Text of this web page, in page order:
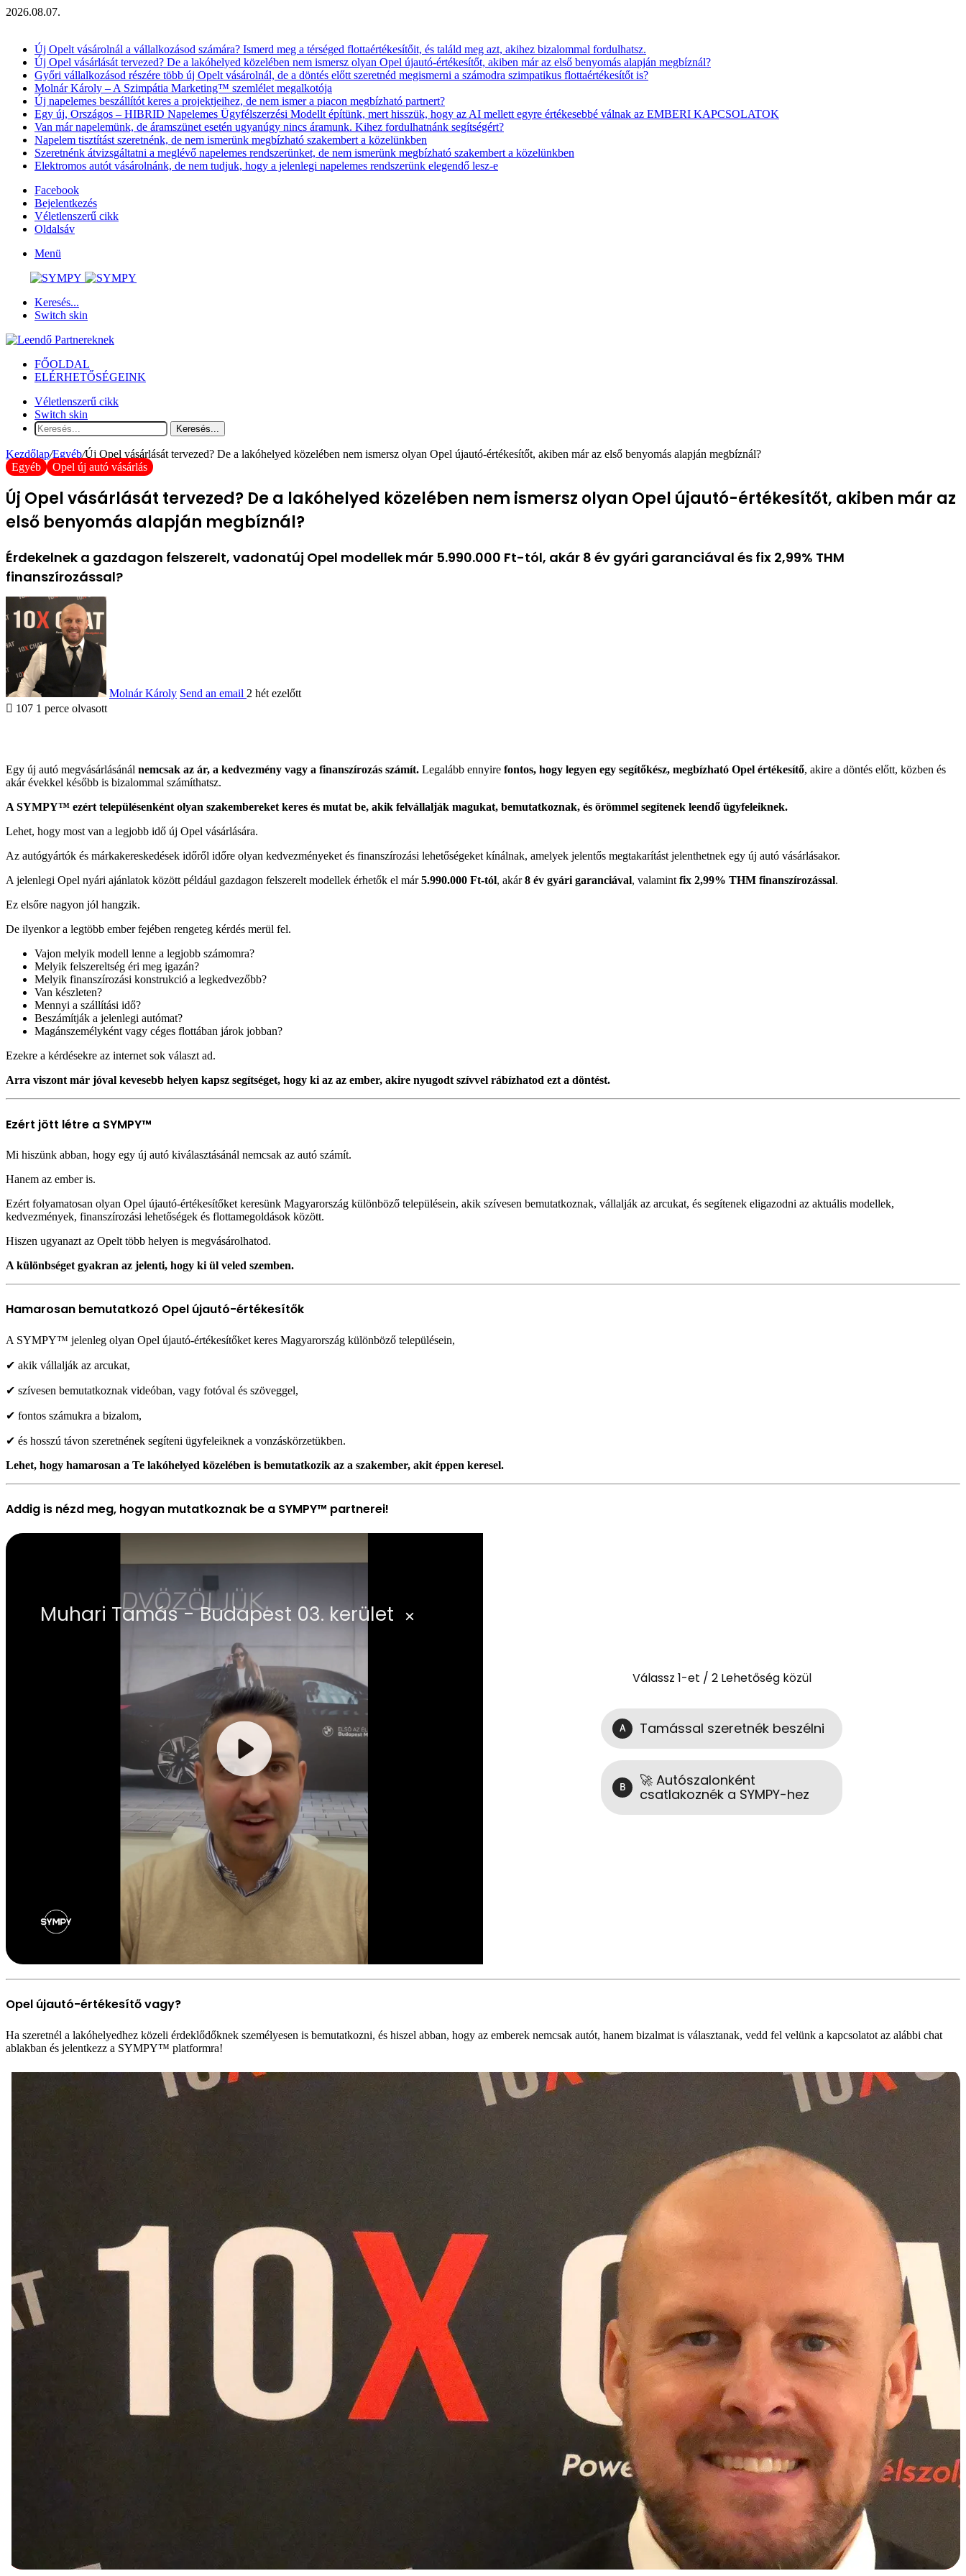
2026.08.07.
Új Opelt vásárolnál a vállalkozásod számára? Ismerd meg a térséged flottaértékesítőit, és találd meg azt, akihez bizalommal fordulhatsz.
Új Opel vásárlását tervezed? De a lakóhelyed közelében nem ismersz olyan Opel újautó-értékesítőt, akiben már az első benyomás alapján megbíznál?
Győri vállalkozásod részére több új Opelt vásárolnál, de a döntés előtt szeretnéd megismerni a számodra szimpatikus flottaértékesítőt is?
Molnár Károly – A Szimpátia Marketing™ szemlélet megalkotója
Új napelemes beszállítót keres a projektjeihez, de nem ismer a piacon megbízható partnert?
Egy új, Országos – HIBRID Napelemes Ügyfélszerzési Modellt építünk, mert hisszük, hogy az AI mellett egyre értékesebbé válnak az EMBERI KAPCSOLATOK
Van már napelemünk, de áramszünet esetén ugyanúgy nincs áramunk. Kihez fordulhatnánk segítségért?
Napelem tisztítást szeretnénk, de nem ismerünk megbízható szakembert a közelünkben
Szeretnénk átvizsgáltatni a meglévő napelemes rendszerünket, de nem ismerünk megbízható szakembert a közelünkben
Elektromos autót vásárolnánk, de nem tudjuk, hogy a jelenlegi napelemes rendszerünk elegendő lesz-e
Facebook
Bejelentkezés
Véletlenszerű cikk
Oldalsáv
Menü
Keresés...
Switch skin
FŐOLDAL
ELÉRHETŐSÉGEINK
Véletlenszerű cikk
Switch skin
Keresés...
Kezdőlap/Egyéb/Új Opel vásárlását tervezed? De a lakóhelyed közelében nem ismersz olyan Opel újautó-értékesítőt, akiben már az első benyomás alapján megbíznál?
Egyéb
Opel új autó vásárlás
Új Opel vásárlását tervezed? De a lakóhelyed közelében nem ismersz olyan Opel újautó-értékesítőt, akiben már az
első benyomás alapján megbíznál?
Érdekelnek a gazdagon felszerelt, vadonatúj Opel modellek már 5.990.000 Ft-tól, akár 8 év gyári garanciával és fix 2,99% THM
finanszírozással?
Molnár Károly Send an email 2 hét ezelőtt
107 1 perce olvasott
Egy új autó megvásárlásánál nemcsak az ár, a kedvezmény vagy a finanszírozás számít. Legalább ennyire fontos, hogy legyen egy segítőkész, megbízható Opel értékesítő, akire a döntés előtt, közben és
akár évekkel később is bizalommal számíthatsz.
A SYMPY™ ezért településenként olyan szakembereket keres és mutat be, akik felvállalják magukat, bemutatkoznak, és örömmel segítenek leendő ügyfeleiknek.
Lehet, hogy most van a legjobb idő új Opel vásárlására.
Az autógyártók és márkakereskedések időről időre olyan kedvezményeket és finanszírozási lehetőségeket kínálnak, amelyek jelentős megtakarítást jelenthetnek egy új autó vásárlásakor.
A jelenlegi Opel nyári ajánlatok között például gazdagon felszerelt modellek érhetők el már5.990.000 Ft-tól, akár8 év gyári garanciával, valamintfix 2,99% THM finanszírozással.
Ez elsőre nagyon jól hangzik.
De ilyenkor a legtöbb ember fejében rengeteg kérdés merül fel.
Vajon melyik modell lenne a legjobb számomra?
Melyik felszereltség éri meg igazán?
Melyik finanszírozási konstrukció a legkedvezőbb?
Van készleten?
Mennyi a szállítási idő?
Beszámítják a jelenlegi autómat?
Magánszemélyként vagy céges flottában járok jobban?
Ezekre a kérdésekre az internet sok választ ad.
Arra viszont már jóval kevesebb helyen kapsz segítséget, hogy ki az az ember, akire nyugodt szívvel rábízhatod ezt a döntést.
Ezért jött létre a SYMPY™
Mi hiszünk abban, hogy egy új autó kiválasztásánál nemcsak az autó számít.
Hanem az ember is.
Ezért folyamatosan olyan Opel újautó-értékesítőket keresünk Magyarország különböző településein, akik szívesen bemutatkoznak, vállalják az arcukat, és segítenek eligazodni az aktuális modellek,
kedvezmények, finanszírozási lehetőségek és flottamegoldások között.
Hiszen ugyanazt az Opelt több helyen is megvásárolhatod.
A különbséget gyakran az jelenti, hogy ki ül veled szemben.
Hamarosan bemutatkozó Opel újautó-értékesítők
A SYMPY™ jelenleg olyan Opel újautó-értékesítőket keres Magyarország különböző településein,
✔ akik vállalják az arcukat,
✔ szívesen bemutatkoznak videóban, vagy fotóval és szöveggel,
✔ fontos számukra a bizalom,
✔ és hosszú távon szeretnének segíteni ügyfeleiknek a vonzáskörzetükben.
Lehet, hogy hamarosan a Te lakóhelyed közelében is bemutatkozik az a szakember, akit éppen keresel.
Addig is nézd meg, hogyan mutatkoznak be a SYMPY™ partnerei!
Opel újautó-értékesítő vagy?
Ha szeretnél a lakóhelyedhez közeli érdeklődőknek személyesen is bemutatkozni, és hiszel abban, hogy az emberek nemcsak autót, hanem bizalmat is választanak, vedd fel velünk a kapcsolatot az alábbi chat
ablakban és jelentkezz a SYMPY™ platformra!